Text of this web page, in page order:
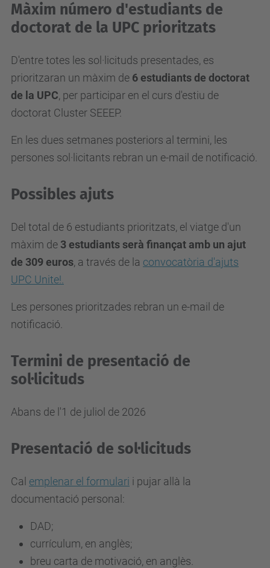
Màxim número d'estudiants de
doctorat de la UPC prioritzats
D'entre totes les sol·licituds presentades, es
prioritzaran un màxim de 6 estudiants de doctorat
de la UPC, per participar en el curs d'estiu de
doctorat Cluster SEEEP.
En les dues setmanes posteriors al termini, les
persones sol·licitants rebran un e-mail de notificació.
Possibles ajuts
Del total de 6 estudiants prioritzats, el viatge d'un
màxim de 3 estudiants serà finançat amb un ajut
de 309 euros, a través de la convocatòria d'ajuts
UPC Unite!.
Les persones prioritzades rebran un e-mail de
notificació.
Termini de presentació de
sol·licituds
Abans de l'1 de juliol de 2026
Presentació de sol·licituds
Cal emplenar el formulari i pujar allà la
documentació personal:
DAD;
currículum, en anglès;
breu carta de motivació, en anglès.